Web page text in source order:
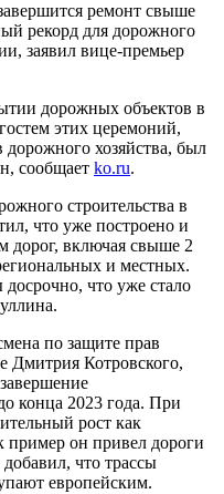
ремонт свыше
рекорд для дорожного
заявил вице-премьер
дорожных объектов в
этих церемоний,
хозяйства, был
сообщает ko.ru.
строительства в
что уже построено и
дорог, включая свыше 2
и местных.
что уже стало
по защите прав
Дмитрия Котровского,
конца 2023 года. При
рост как
пример он привел дороги
что трассы
европейским.